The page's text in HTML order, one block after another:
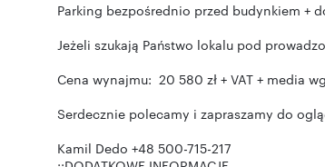
Parking bezpośrednio przed budynkiem +
Jeżeli szukają Państwo lokalu pod
Cena wynajmu: 20 580 zł + VAT + media
Serdecznie polecamy i zapraszamy do
Kamil Dedo +48 500-715-217